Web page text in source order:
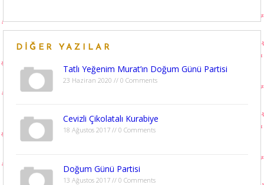
DIĞER YAZILAR
Tatlı Yeğenim Murat’ın Doğum Günü Partisi
23 Haziran 2020 // 0 Comments
Cevizli Çikolatalı Kurabiye
18 Ağustos 2017 // 0 Comments
Doğum Günü Partisi
13 Ağustos 2017 // 0 Comments